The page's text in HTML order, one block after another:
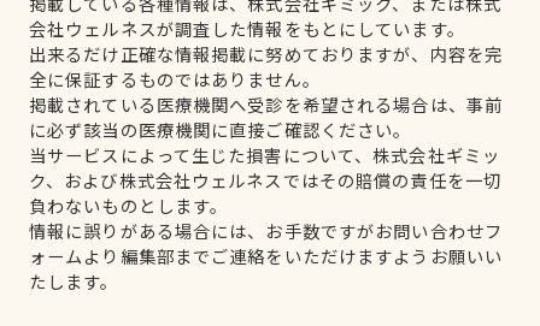
会社ウェルネスが調査した情報をもとにしています。
出来るだけ正確な情報掲載に努めておりますが、内容を完
全に保証するものではありません。
掲載されている医療機関へ受診を希望される場合は、事前
に必ず該当の医療機関に直接ご確認ください。
当サービスによって生じた損害について、株式会社ギミッ
ク、および株式会社ウェルネスではその賠償の責任を一切
負わないものとします。
情報に誤りがある場合には、お手数ですがお問い合わせフ
ォームより編集部までご連絡をいただけますようお願いい
たします。